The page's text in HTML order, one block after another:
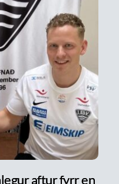
aftur fyrr en